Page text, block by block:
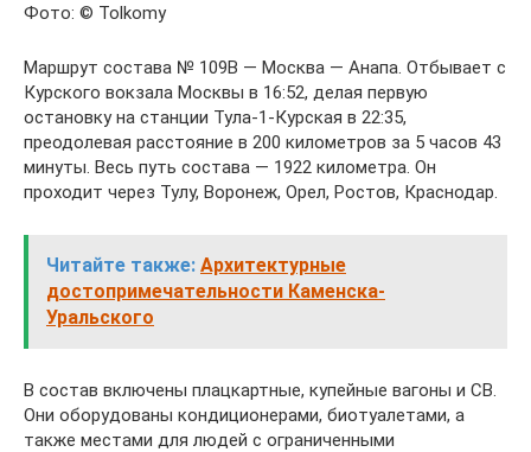
Фото: © Tolkomy
Маршрут состава № 109В — Москва — Анапа. Отбывает с
Курского вокзала Москвы в 16:52, делая первую
остановку на станции Тула-1-Курская в 22:35,
преодолевая расстояние в 200 километров за 5 часов 43
минуты. Весь путь состава — 1922 километра. Он
проходит через Тулу, Воронеж, Орел, Ростов, Краснодар.
Читайте также: Архитектурные
достопримечательности Каменска-
Уральского
В состав включены плацкартные, купейные вагоны и СВ.
Они оборудованы кондиционерами, биотуалетами, а
также местами для людей с ограниченными